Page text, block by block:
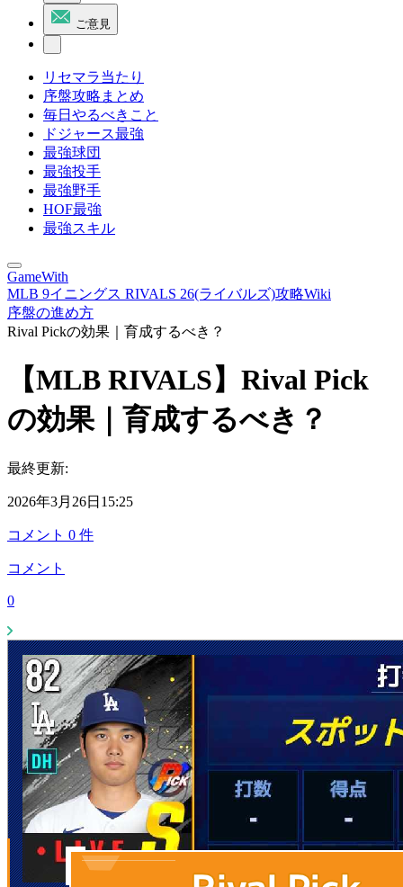
ご意見
リセマラ当たり
序盤攻略まとめ
毎日やるべきこと
ドジャース最強
最強球団
最強投手
最強野手
HOF最強
最強スキル
GameWith
MLB 9イニングス RIVALS 26(ライバルズ)攻略Wiki
序盤の進め方
Rival Pickの効果｜育成するべき？
【MLB RIVALS】Rival Pick
の効果｜育成するべき？
最終更新:
2026年3月26日15:25
コメント 0 件
コメント
0